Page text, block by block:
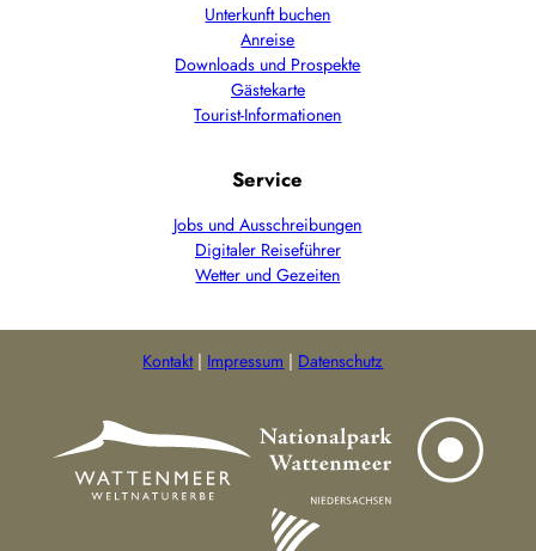
Unterkunft buchen
Anreise
Downloads und Prospekte
Gästekarte
Tourist-Informationen
Service
Jobs und Ausschreibungen
Digitaler Reiseführer
Wetter und Gezeiten
Kontakt Impressum Datenschutz